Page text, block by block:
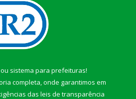
ou sistema para prefeituras!
completa, onde garantimos em
das leis de transparência